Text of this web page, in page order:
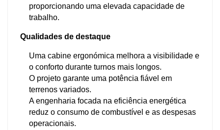
proporcionando uma elevada capacidade de
trabalho.
Qualidades de destaque
Uma cabine ergonómica melhora a visibilidade e
o conforto durante turnos mais longos.
O projeto garante uma potência fiável em
terrenos variados.
A engenharia focada na eficiência energética
reduz o consumo de combustível e as despesas
operacionais.